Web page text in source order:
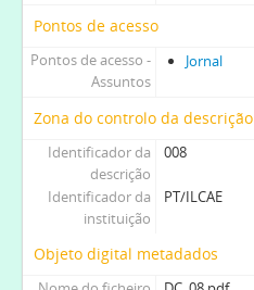
Pontos de acesso
Pontos de acesso -
Assuntos
Jornal
Zona do controlo da descrição
Identificador da
descrição
008
Identificador da
instituição
PT/ILCAE
Objeto digital metadados